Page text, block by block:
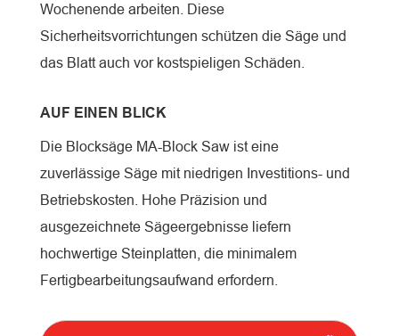
Wochenende arbeiten. Diese
Sicherheitsvorrichtungen schützen die Säge und
das Blatt auch vor kostspieligen Schäden.
AUF EINEN BLICK
Die Blocksäge MA-Block Saw ist eine
zuverlässige Säge mit niedrigen Investitions- und
Betriebskosten. Hohe Präzision und
ausgezeichnete Sägeergebnisse liefern
hochwertige Steinplatten, die minimalem
Fertigbearbeitungsaufwand erfordern.